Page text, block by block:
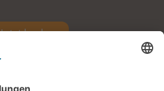
Jetzt buchen